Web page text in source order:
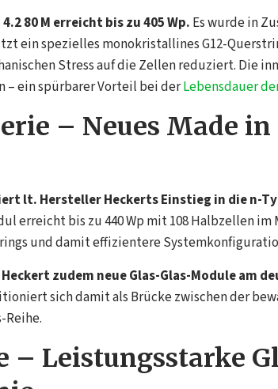
80 M erreicht bis zu 405 Wp. Es wurde in
ein spezielles monokristallines G12-
Stress auf die Zellen reduziert. Die
– ein spürbarer Vorteil bei derLebensdauer
– Neues Made
lt. Hersteller Heckerts Einstieg in die n-
erreicht bis zu 440 Wp mit 108 Halbzellen
und damit effizientere
Heckert zudem neue Glas-Glas-Module am
sich damit als Brücke zwischen der
– Leistungsstarke